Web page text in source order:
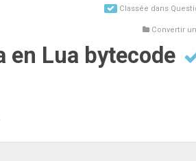
Classée dans
Convertir
Lua bytecode